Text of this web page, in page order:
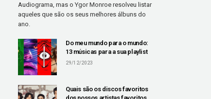
Audiograma, mas o Ygor Monroe resolveu listar
aqueles que são os seus melhores álbuns do
ano.
Do meu mundo para o mundo:
13 músicas para a sua playlist
29/12/2023
Quais são os discos favoritos